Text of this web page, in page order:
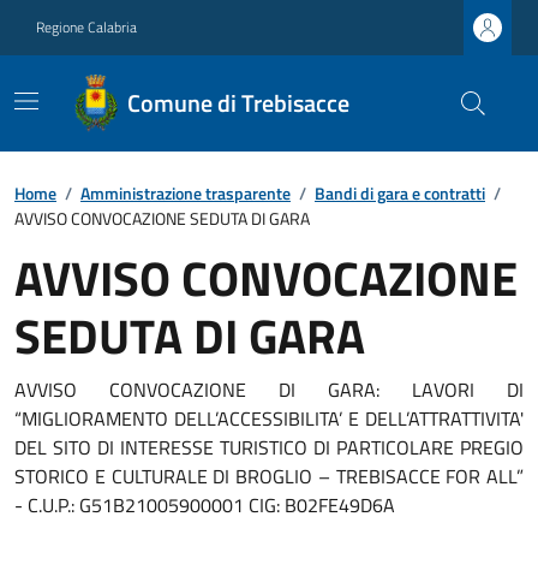
Regione Calabria
Comune di Trebisacce
Home / Amministrazione trasparente / Bandi di gara e contratti /
AVVISO CONVOCAZIONE SEDUTA DI GARA
AVVISO CONVOCAZIONE
SEDUTA DI GARA
AVVISO CONVOCAZIONE DI GARA: LAVORI DI
“MIGLIORAMENTO DELL’ACCESSIBILITA’ E DELL’ATTRATTIVITA'
DEL SITO DI INTERESSE TURISTICO DI PARTICOLARE PREGIO
STORICO E CULTURALE DI BROGLIO – TREBISACCE FOR ALL”
- C.U.P.: G51B21005900001 CIG: B02FE49D6A